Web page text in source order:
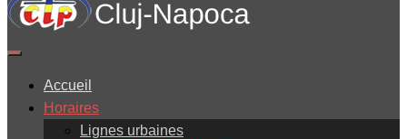
Accueil
Horaires
Lignes urbaines